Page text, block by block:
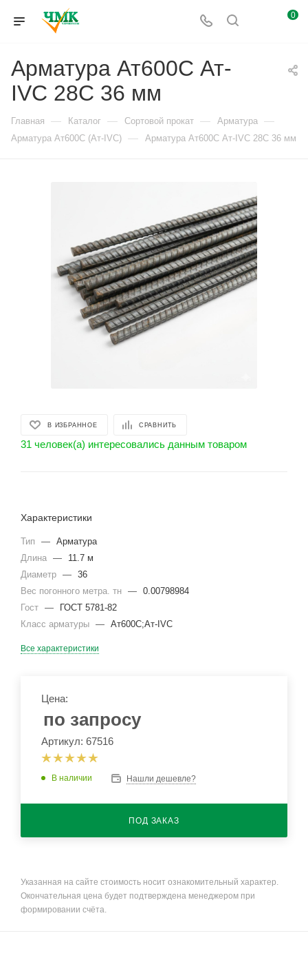
0
Арматура Ат600С Ат-
IVС 28С 36 мм
Главная — Каталог — Сортовой прокат — Арматура —
Арматура Ат600С (Ат-IVС) — Арматура Ат600С Ат-IVС 28С 36 мм
В ИЗБРАННОЕ СРАВНИТЬ
31 человек(а) интересовались данным товаром
Характеристики
Тип — Арматура
Длина —
11.7 м
Диаметр — 36
Вес погонного метра. тн — 0.00798984
Гост —
ГОСТ 5781-82
Класс арматуры — Ат600С;Ат-IVС
Все характеристики
Цена:
по запросу
Артикул: 67516
В наличии Нашли дешевле?
ПОД ЗАКАЗ
Указанная на сайте стоимость носит ознакомительный характер.
Окончательная цена будет подтверждена менеджером при
формировании счёта.